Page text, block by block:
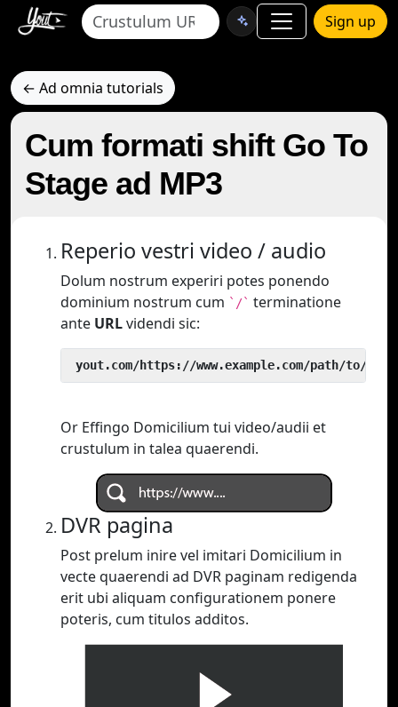
Sign up
← Ad omnia tutorials
Cum formati shift Go To
Stage ad MP3
Reperio vestri video / audio
Dolum nostrum experiri potes ponendo
dominium nostrum cum `/` terminatione
ante URLvidendi sic:
yout.com/https://www.example.com/path/to/
Or Effingo Domicilium tui video/audii et
crustulum in talea quaerendi.
DVR pagina
Post prelum inire vel imitari Domicilium in
vecte quaerendi ad DVR paginam redigenda
erit ubi aliquam configurationem ponere
poteris, cum titulos additos.